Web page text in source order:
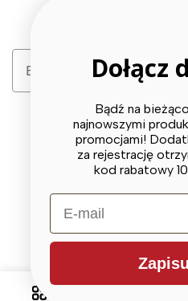
Email
© 2026 X BEAUTY
Dołącz
Bądź na
najnowszymi
promocjami!
za rejestrację
kod rabatowy
E-mail